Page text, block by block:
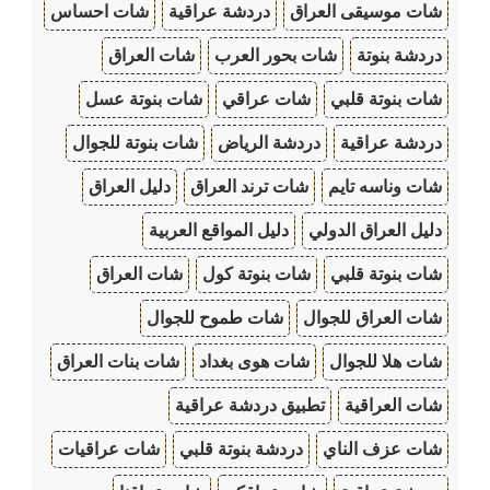
شات موسيقى العراق دردشة عراقية شات احساس
دردشة بنوتة شات بحور العرب شات العراق
شات بنوتة قلبي شات عراقي شات بنوتة عسل
دردشة عراقية دردشة الرياض شات بنوتة للجوال
شات وناسه تايم شات ترند العراق دليل العراق
دليل العراق الدولي دليل المواقع العربية
شات بنوتة قلبي شات بنوتة كول شات العراق
شات العراق للجوال شات طموح للجوال
شات هلا للجوال شات هوى بغداد شات بنات العراق
شات العراقية تطبيق دردشة عراقية
شات عزف الناي دردشة بنوتة قلبي شات عراقيات